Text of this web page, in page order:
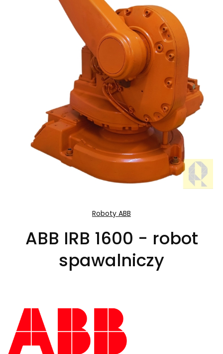
Roboty ABB
ABB IRB 1600 - robot
spawalniczy